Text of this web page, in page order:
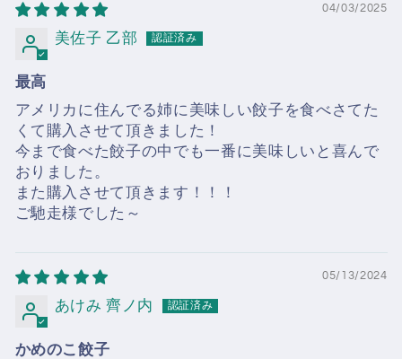
04/03/2025
美佐子 乙部
最高
アメリカに住んでる姉に美味しい餃子を食べさてた
くて購入させて頂きました！
今まで食べた餃子の中でも一番に美味しいと喜んで
おりました。
また購入させて頂きます！！！
ご馳走様でした～
05/13/2024
あけみ 齊ノ内
かめのこ餃子